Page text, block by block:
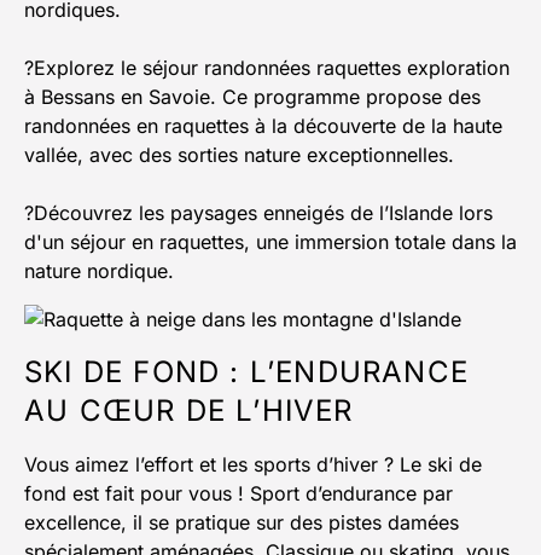
nordiques.
?Explorez le séjour randonnées raquettes exploration
à Bessans en Savoie. Ce programme propose des
randonnées en raquettes à la découverte de la haute
vallée, avec des sorties nature exceptionnelles.
?Découvrez les paysages enneigés de l’Islande lors
d'un séjour en raquettes, une immersion totale dans la
nature nordique.
SKI DE FOND : L’ENDURANCE
AU CŒUR DE L’HIVER
Vous aimez l’effort et les sports d’hiver ? Le ski de
fond est fait pour vous ! Sport d’endurance par
excellence, il se pratique sur des pistes damées